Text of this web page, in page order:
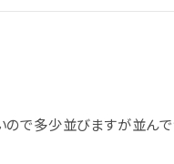
ので多少並びますが並ん